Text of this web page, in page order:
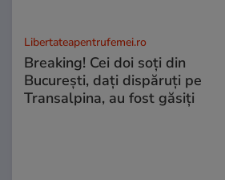
Libertateapentrufemei.ro
Breaking! Cei doi soți din
București, dați dispăruți pe
Transalpina, au fost găsiți